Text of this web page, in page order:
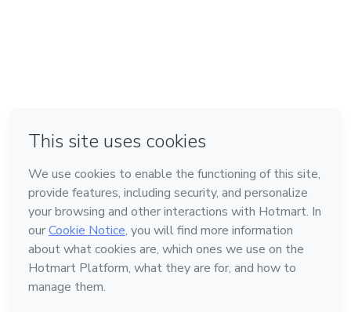
Feito com ❤ em Bogotá
Conheça a Hotmart
Idioma
Português